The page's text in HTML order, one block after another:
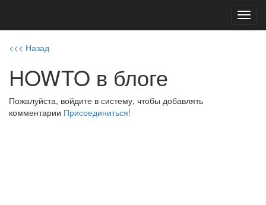
<<< Назад
HOWTO в блоге
Пожалуйста, войдите в систему, чтобы добавлять
комментарии Присоединиться!